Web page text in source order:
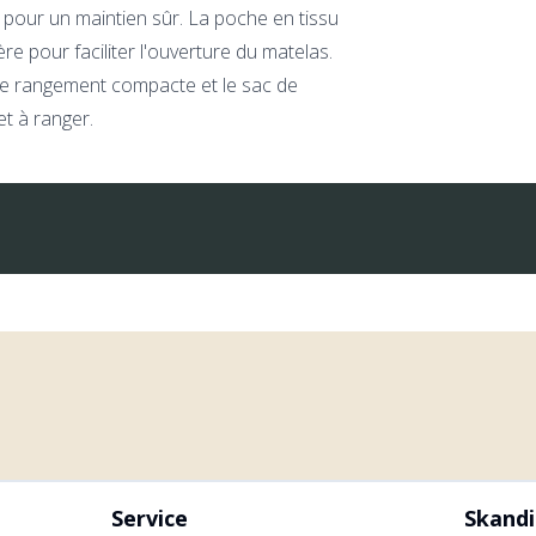
un maintien sûr. La poche en tissu
pour faciliter l'ouverture du matelas.
rangement compacte et le sac de
à ranger.
Service